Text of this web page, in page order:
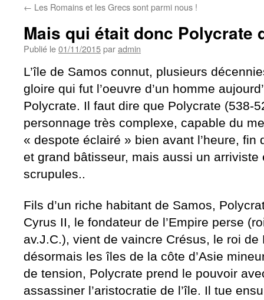
← Les Romains et les Grecs sont parmi nous !
Mais qui était donc Polycrate
Publié le01/11/2015paradmin
L’île de Samos connut, plusieurs
gloire qui fut l’oeuvre d’un homme
Polycrate. Il faut dire que Polycrate (538-
personnage très complexe, capable du
« despote éclairé » bien avant l’heure, fin
et grand bâtisseur, mais aussi un arriviste
scrupules..
Fils d’un riche habitant de Samos,
Cyrus II, le fondateur de l’Empire perse
av.J.C.), vient de vaincre Crésus, le roi de
désormais les îles de la côte d’Asie
de tension, Polycrate prend le pouvoir
assassiner l’aristocratie de l’île. Il tue